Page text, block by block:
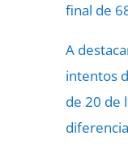
final de
A
intentos
de 20 de